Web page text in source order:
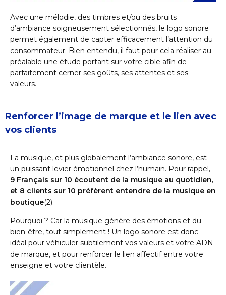
Avec une mélodie, des timbres et/ou des bruits
d’ambiance soigneusement sélectionnés, le logo sonore
permet également de capter efficacement l’attention du
consommateur. Bien entendu, il faut pour cela réaliser au
préalable une étude portant sur votre cible afin de
parfaitement cerner ses goûts, ses attentes et ses
valeurs.
Renforcer l’image de marque et le lien avec
vos clients
La musique, et plus globalement l’ambiance sonore, est
un puissant levier émotionnel chez l’humain. Pour rappel,
9 Français sur 10 écoutent de la musique au quotidien,
et 8 clients sur 10 préfèrent entendre de la musique en
boutique(2).
Pourquoi ? Car la musique génère des émotions et du
bien-être, tout simplement ! Un logo sonore est donc
idéal pour véhiculer subtilement vos valeurs et votre ADN
de marque, et pour renforcer le lien affectif entre votre
enseigne et votre clientèle.